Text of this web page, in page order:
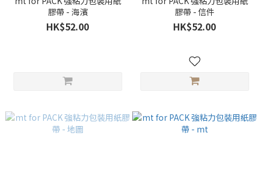
膠帶 - 海濱
HK$52.00
膠帶 - 信件
HK$52.00